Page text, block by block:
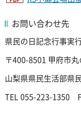
お問い合わせ先
県民の日記念行事実
〒400-8501 甲府市
山梨県県民生活部県
TEL 055-223-1350